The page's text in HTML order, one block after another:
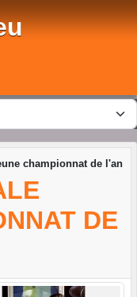
championnat de l'an
DE